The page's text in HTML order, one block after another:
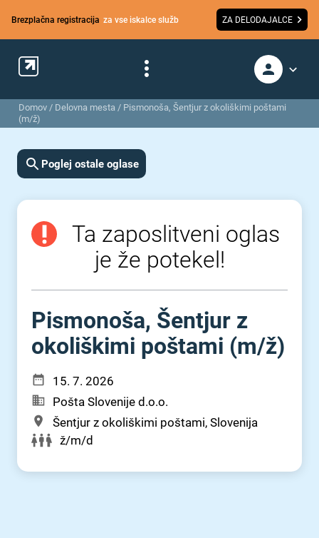
Brezplačna registracija za vse iskalce služb ZA DELODAJALCE
Domov / Delovna mesta / Pismonoša, Šentjur z okoliškimi poštami
(m/ž)
Poglej ostale oglase
Ta zaposlitveni oglas
je že potekel!
Pismonoša, Šentjur z
okoliškimi poštami (m⁠/⁠ž)
15. 7. 2026
Pošta Slovenije d.o.o.
Šentjur z okoliškimi poštami, Slovenija
ž/m/d